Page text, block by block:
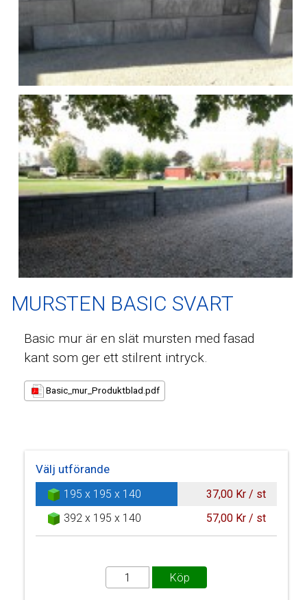
MURSTEN BASIC SVART
Basic mur är en slät mursten med fasad
kant som ger ett stilrent intryck.
Basic_mur_Produktblad.pdf
Välj utförande
195 x 195 x 140
37,00 Kr / st
392 x 195 x 140
57,00 Kr / st